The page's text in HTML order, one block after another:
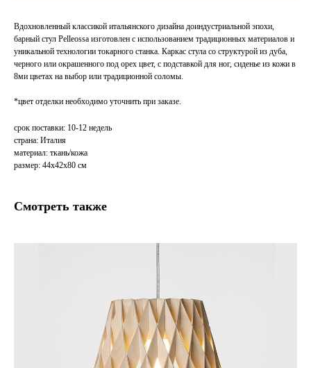
Вдохновленный классикой итальянского дизайна доиндустриальной эпохи,
барный стул Pelleossa изготовлен с использованием традиционных материалов и
уникальной технологии токарного станка. Каркас стула со структурой из дуба,
черного или окрашенного под орех цвет, с подставкой для ног, сиденье из кожи в
8ми цветах на выбор или традиционной соломы.
*цвет отделки необходимо уточнить при заказе.
срок поставки: 10-12 недель
страна: Италия
материал: ткань/кожа
размер: 44x42x80 см
Смотреть также